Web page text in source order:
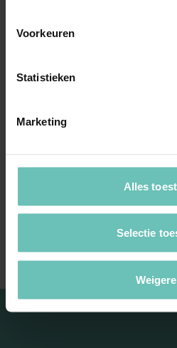
Voorkeuren
Statistieken
Marketing
Alles
Selectie
20 NOVEMBER 2020
Afwaarderingsverlies
Cassatie